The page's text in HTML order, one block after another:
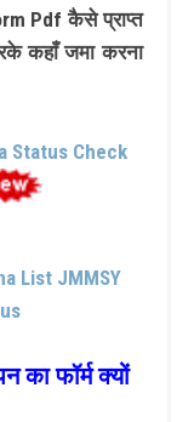
Pdf कैसे प्राप्त
कहाँ जमा करना
Status Check
List JMMSY
का फॉर्म क्यों